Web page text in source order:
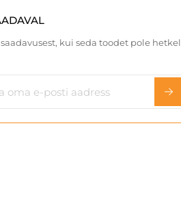
kui seda toodet pole hetkel